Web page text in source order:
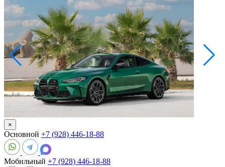
×
Основной +7 (928) 446-18-88
Мобильный +7 (928) 446-18-88